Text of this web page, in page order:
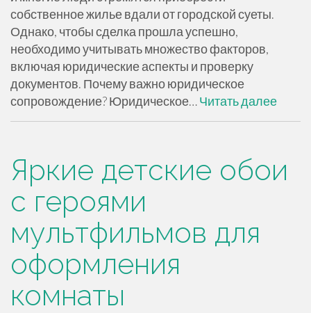
собственное жилье вдали от городской суеты.
Однако, чтобы сделка прошла успешно,
необходимо учитывать множество факторов,
включая юридические аспекты и проверку
документов. Почему важно юридическое
сопровождение? Юридическое…Читать далее
Яркие детские обои
с героями
мультфильмов для
оформления
комнаты